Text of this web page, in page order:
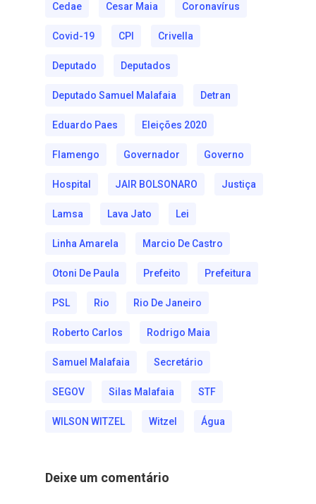
Cedae Cesar Maia Coronavírus
Covid-19 CPI Crivella
Deputado Deputados
Deputado Samuel Malafaia Detran
Eduardo Paes Eleições 2020
Flamengo Governador Governo
Hospital JAIR BOLSONARO Justiça
Lamsa Lava Jato Lei
Linha Amarela Marcio De Castro
Otoni De Paula Prefeito Prefeitura
PSL Rio Rio De Janeiro
Roberto Carlos Rodrigo Maia
Samuel Malafaia Secretário
SEGOV Silas Malafaia STF
WILSON WITZEL Witzel Água
Deixe um comentário